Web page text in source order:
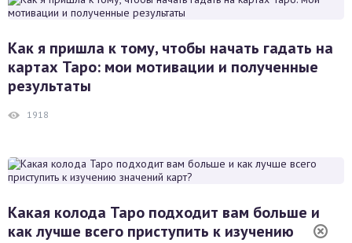
Как я пришла к тому, чтобы начать гадать на
картах Таро: мои мотивации и полученные
результаты
1918
Какая колода Таро подходит вам больше и
как лучше всего приступить к изучению